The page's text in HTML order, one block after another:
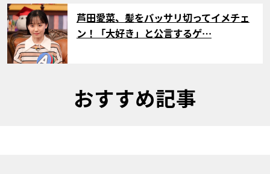
サムネイル
芦田愛菜、髪をバッサリ切ってイメチェ
ン！「大好き」と公言するゲ…
おすすめ記事